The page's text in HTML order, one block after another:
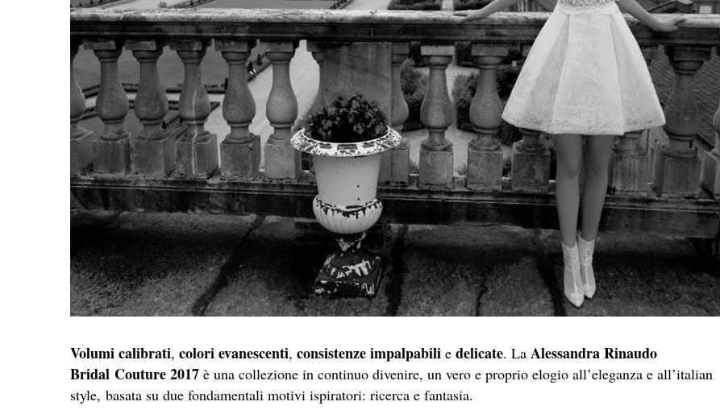
Volumi calibrati, colori evanescenti, consistenze impalpabili e delicate. La Alessandra Rinaudo
Bridal Couture 2017 è una collezione in continuo divenire, un vero e proprio elogio all’eleganza e all’italian
style, basata su due fondamentali motivi ispiratori: ricerca e fantasia.